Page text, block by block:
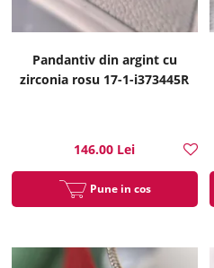
Pandantiv din argint cu
zirconia rosu 17-1-i373445R
146.00 Lei
Pune in cos